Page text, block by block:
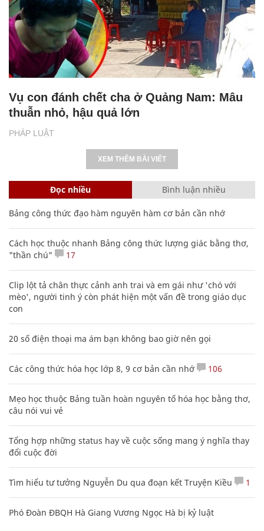
PHÁP LUẬT
Vụ con đánh chết cha ở Quảng Nam: Mâu
thuẫn nhỏ, hậu quả lớn
XEM THÊM BÀI VIẾT
Đọc nhiều Bình luận nhiều
Bảng công thức đạo hàm nguyên hàm cơ bản cần nhớ
Cách học thuộc nhanh Bảng công thức lượng giác bằng thơ,
"thần chú"
17
Clip lột tả chân thực cảnh anh trai và em gái như 'chó với
mèo', người tinh ý còn phát hiện một vấn đề trong giáo dục
con
20 số điện thoại ma ám bạn không bao giờ nên gọi
Các công thức hóa học lớp 8, 9 cơ bản cần nhớ 106
Mẹo học thuộc Bảng tuần hoàn nguyên tố hóa học bằng thơ,
câu nói vui vẻ
Tổng hợp những status hay về cuộc sống mang ý nghĩa thay
đổi cuộc đời
Tìm hiểu tư tưởng Nguyễn Du qua đoạn kết Truyện Kiều 1
Phó Đoàn ĐBQH Hà Giang Vương Ngọc Hà bị kỷ luật